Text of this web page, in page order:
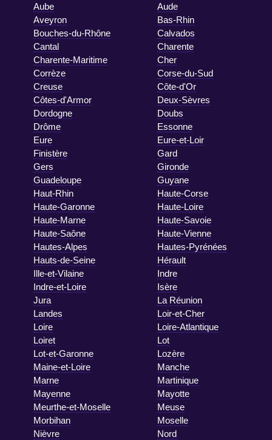
Aube
Aude
Aveyron
Bas-Rhin
Bouches-du-Rhône
Calvados
Cantal
Charente
Charente-Maritime
Cher
Corrèze
Corse-du-Sud
Creuse
Côte-d'Or
Côtes-d'Armor
Deux-Sèvres
Dordogne
Doubs
Drôme
Essonne
Eure
Eure-et-Loir
Finistère
Gard
Gers
Gironde
Guadeloupe
Guyane
Haut-Rhin
Haute-Corse
Haute-Garonne
Haute-Loire
Haute-Marne
Haute-Savoie
Haute-Saône
Haute-Vienne
Hautes-Alpes
Hautes-Pyrénées
Hauts-de-Seine
Hérault
Ille-et-Vilaine
Indre
Indre-et-Loire
Isère
Jura
La Réunion
Landes
Loir-et-Cher
Loire
Loire-Atlantique
Loiret
Lot
Lot-et-Garonne
Lozère
Maine-et-Loire
Manche
Marne
Martinique
Mayenne
Mayotte
Meurthe-et-Moselle
Meuse
Morbihan
Moselle
Nièvre
Nord